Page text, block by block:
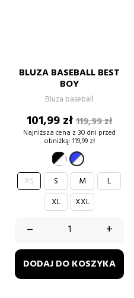
BLUZA BASEBALL BEST
BOY
Bluza baseball
Cena
101,99 złCena
podstawowa
119,99 zł
Najniższa cena z 30 dni przed
obniżką: 119,99 zł
czarno-
biały
niebieski-
biały
XS S M
L
XL
XXL
– +
DODAJ DO KOSZYKA